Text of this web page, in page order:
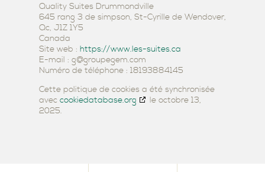
Quality Suites Drummondville
645 rang 3 de simpson, St-Cyrille de Wendover,
Qc, J1Z 1Y5
Canada
Site web : https://www.les-suites.ca
E-mail : g@groupegem.com
Numéro de téléphone : 18193884145
Cette politique de cookies a été synchronisée
avec cookiedatabase.org
le octobre 13,
2025.